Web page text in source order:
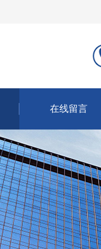
在线留言